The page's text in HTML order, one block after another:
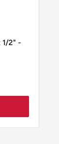
1/2" -